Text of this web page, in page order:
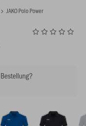
JAKO Polo Power